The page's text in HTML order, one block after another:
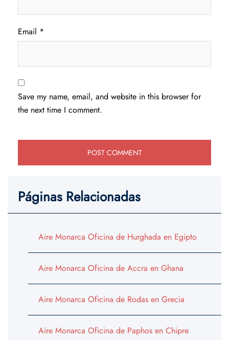
Email *
Save my name, email, and website in this browser for
the next time I comment.
Páginas Relacionadas
Aire Monarca Oficina de Hurghada en Egipto
Aire Monarca Oficina de Accra en Ghana
Aire Monarca Oficina de Rodas en Grecia
Aire Monarca Oficina de Paphos en Chipre